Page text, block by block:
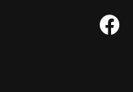
F
a